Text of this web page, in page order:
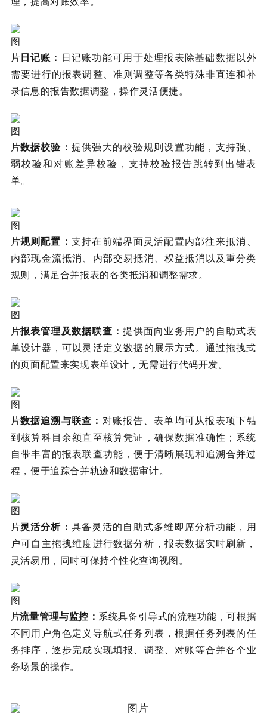
日记账：
日记账功能可用于处理报表除基础数据以外
需要进行的报表调整、准则调整等各类特殊非直连和补
录信息的报告数据调整，操作灵活便捷。
数据校验： 提供强大的校验规则设置功能，支持强、
弱校验和对账差异校验，支持校验报告跳转到出错表
单。
规则配置： 支持在前端界面灵活配置内部往来抵消、
内部现金流抵消、内部交易抵消、权益抵消以及重分类
规则，满足合并报表的各类抵消和调整需求。
报表管理及数据联查：提供面向业务用户的自助式表
单设计器，可以灵活定义数据的展示方式。通过拖拽式
的页面配置来实现表单设计，无需进行代码开发。
数据追溯与联查： 对账报告、表单均可从报表项下钻
到核算科目余额直至核算凭证，确保数据准确性；系统
自带丰富的报表联查功能，便于清晰展现和追溯合并过
程，便于追踪合并轨迹和数据审计。
灵活分析： 具备灵活的自助式多维即席分析功能，用
户可自主拖拽维度进行数据分析，报表数据实时刷新，
灵活易用，同时可保持个性化查询视图。
流量管理与监控： 系统具备引导式的流程功能，可根据
不同用户角色定义导航式任务列表，根据任务列表的任
务排序，逐步完成实现填报、调整、对账等合并各个业
务场景的操作。